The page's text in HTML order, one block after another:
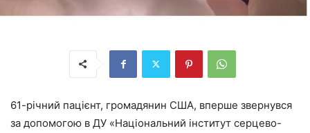
61-річний пацієнт, громадянин США, вперше звернувся
за допомогою в ДУ «Національний інститут серцево-